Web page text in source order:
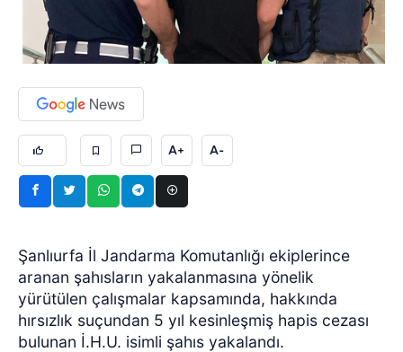
A+ A-
Şanlıurfa İl Jandarma Komutanlığı ekiplerince
aranan şahısların yakalanmasına yönelik
yürütülen çalışmalar kapsamında, hakkında
hırsızlık suçundan 5 yıl kesinleşmiş hapis cezası
bulunan İ.H.U. isimli şahıs yakalandı.